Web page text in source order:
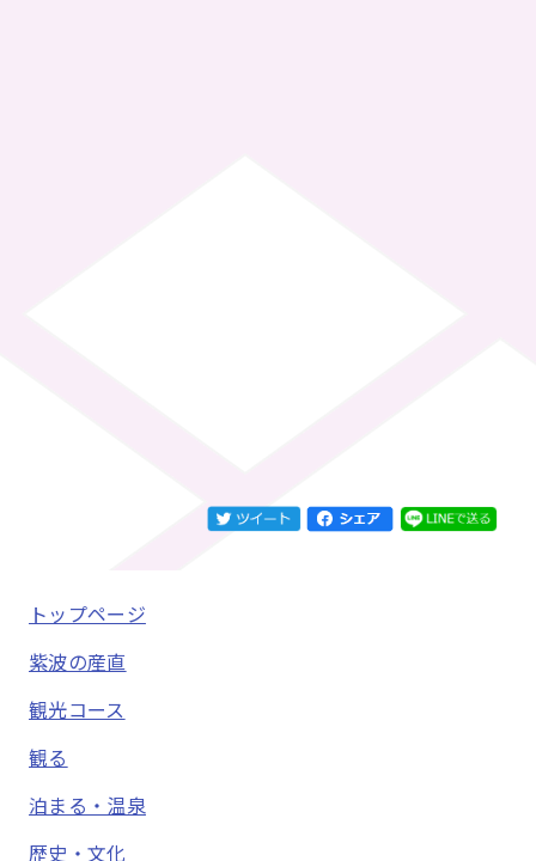
トップページ
紫波の産直
観光コース
観る
泊まる・温泉
歴史・文化